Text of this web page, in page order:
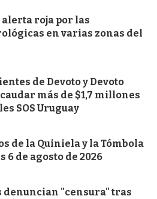
roja por las
en varias zonas del
de Devoto y Devoto
más de $1,7 millones
SOS Uruguay
de la Quiniela y la Tómbola
6 de agosto de 2026
denuncian "censura" tras